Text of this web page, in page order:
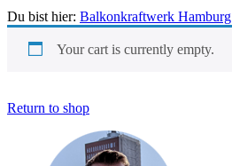
Du bist hier: Balkonkraftwerk Hamburg
Your cart is currently empty.
Return to shop